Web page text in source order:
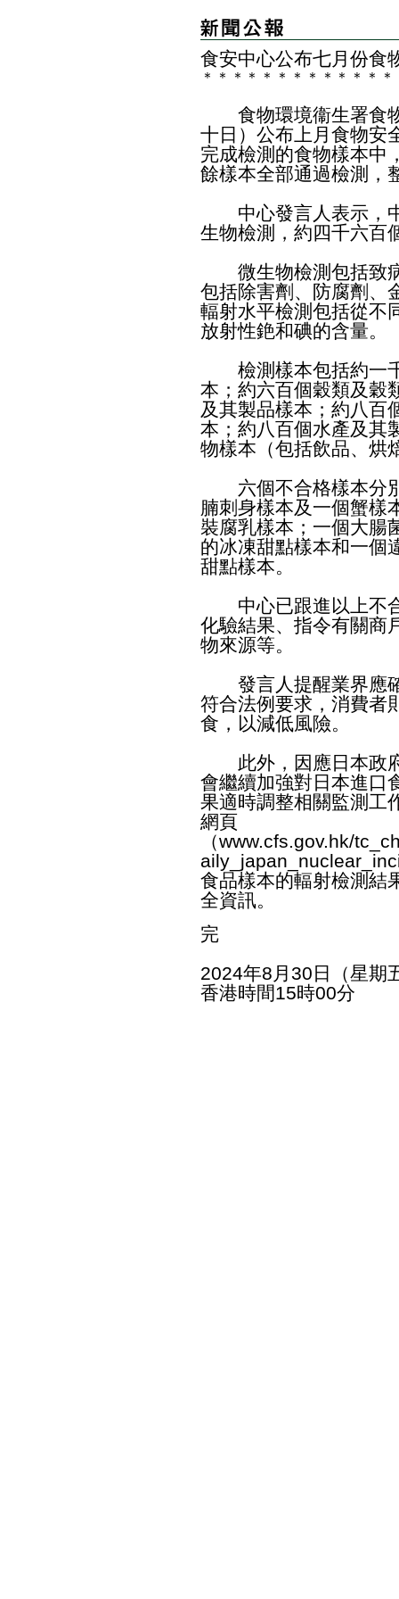
食安中心公布七月份食
＊ ＊ ＊ ＊ ＊ ＊ ＊ ＊ ＊ ＊ ＊ ＊ ＊
食物環境衞生署食物
十日）公布上月食物安
完成檢測的食物樣本中
餘樣本全部通過檢測，
中心發言人表示，中
生物檢測，約四千六百
微生物檢測包括致病
包括除害劑、防腐劑、
輻射水平檢測包括從不
放射性銫和碘的含量。
檢測樣本包括約一千
本；約六百個穀類及穀
及其製品樣本；約八百
本；約八百個水產及其
物樣本（包括飲品、烘
六個不合格樣本分別
腩刺身樣本及一個蟹樣
裝腐乳樣本；一個大腸
的冰凍甜點樣本和一個
甜點樣本。
中心已跟進以上不合
化驗結果、指令有關商
物來源等。
發言人提醒業界應確
符合法例要求，消費者
食，以減低風險。
此外，因應日本政府
會繼續加強對日本進口
果適時調整相關監測工
網頁
（www.cfs.gov.hk/
食品樣本的輻射檢測結
全資訊。
完
2024年8月30日（星期
香港時間15時00分